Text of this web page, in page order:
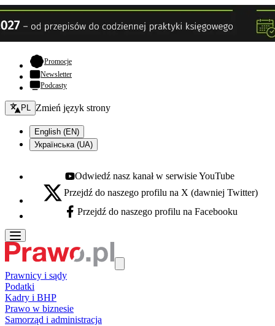
Promocje- otwiera się w nowej karcie
Newsletter
Podcasty
Zmień język - bieżący:
PL Zmień język strony
English (EN)
Українська (UA)
Youtube - otwiera się w nowej karcie
Odwiedź nasz kanał w serwisie YouTube
X - otwiera się w nowej karcie
Przejdź do naszego profilu na X (dawniej Twitter)
Facebook - otwiera się w nowej karcie
Przejdź do naszego profilu na Facebooku
Prawnicy i sądy
Podatki
Kadry i BHP
Prawo w biznesie
Samorząd i administracja